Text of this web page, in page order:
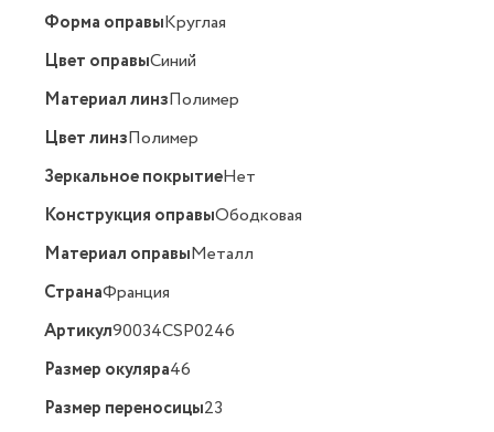
Форма оправыКруглая
Цвет оправыСиний
Материал линзПолимер
Цвет линзПолимер
Зеркальное покрытиеНет
Конструкция оправыОбодковая
Материал оправыМеталл
СтранаФранция
Артикул90034CSP0246
Размер окуляра46
Размер переносицы23